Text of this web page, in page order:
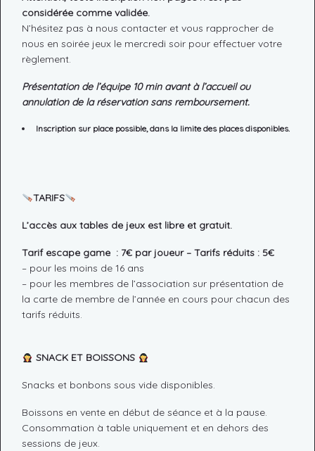
considérée comme validée.
N’hésitez pas à nous contacter et vous rapprocher de
nous en soirée jeux le mercredi soir pour effectuer votre
règlement.
Présentation de l’équipe 10 min avant à l’accueil ou
annulation de la réservation sans remboursement.
Inscription sur place possible, dans la limite des places disponibles.
TARIFS
L’accès aux tables de jeux est libre et gratuit.
Tarif escape game : 7€ par joueur – Tarifs réduits : 5€
– pour les moins de 16 ans
– pour les membres de l’association sur présentation de
la carte de membre de l’année en cours pour chacun des
tarifs réduits.
SNACK ET BOISSONS
Snacks et bonbons sous vide disponibles.
Boissons en vente en début de séance et à la pause.
Consommation à table uniquement et en dehors des
sessions de jeux.